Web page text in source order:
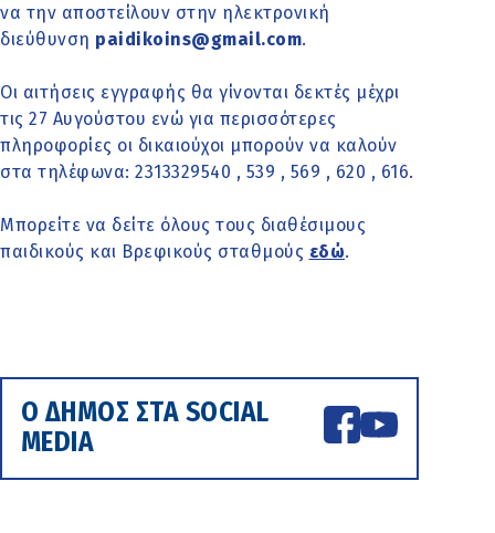
να την αποστείλουν στην ηλεκτρονική
διεύθυνση paidikoins@gmail.com.
Οι αιτήσεις εγγραφής θα γίνονται δεκτές μέχρι
τις 27 Αυγούστου ενώ για περισσότερες
πληροφορίες οι δικαιούχοι μπορούν να καλούν
στα τηλέφωνα: 2313329540 , 539 , 569 , 620 , 616.
Μπορείτε να δείτε όλους τους διαθέσιμους
παιδικούς και Βρεφικούς σταθμούς εδώ.
Ο ΔΗΜΟΣ ΣΤΑ SOCIAL
MEDIA